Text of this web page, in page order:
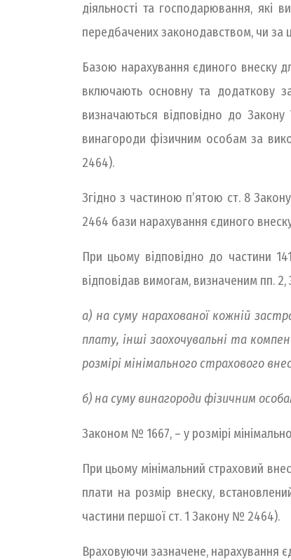
діяльності та господарювання, які
передбачених законодавством, чи
Базою нарахування єдиного внеску
включають основну та додаткову
визначаються відповідно до
винагороди фізичним особам за
2464).
Згідно з частиною п’ятою ст. 8
2464 бази нарахування єдиного
При цьому відповідно до частини
відповідав вимогам, визначеним пп.
а) на суму нарахованої кожній
плату, інші заохочувальні та
розмірі мінімального страхового
б) на суму винагороди фізичним
Законом № 1667, – у розмірі
При цьому мінімальний страховий
плати на розмір внеску,
частини першої ст. 1 Закону № 2464).
Враховуючи зазначене, нарахування